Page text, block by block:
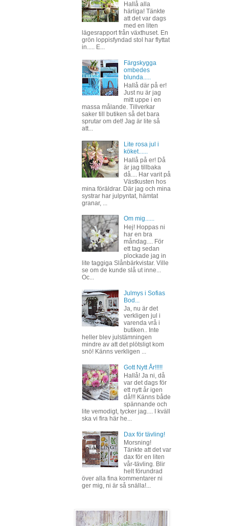
Hallå alla
härliga! Tänkte
att det var dags
med en liten
lägesrapport från växthuset. En
grön loppisfyndad stol har flyttat
in..... E...
Färgskygga
ombedes
blunda.....
Hallå där på er!
Just nu är jag
mitt uppe i en
massa målande. Tillverkar
saker till butiken så det bara
sprutar om det! Jag är lite så
att...
Lite rosa jul i
köket......
Hallå på er! Då
är jag tillbaka
då.... Har varit på
Västkusten hos
mina föräldrar. Där jag och mina
systrar har julpyntat, hämtat
granar, ...
Om mig......
Hej! Hoppas ni
har en bra
måndag.... För
ett tag sedan
plockade jag in
lite taggiga Slånbärkvistar. Ville
se om de kunde slå ut inne...
Oc...
Julmys i Sofias
Bod...
Ja, nu är det
verkligen jul i
varenda vrå i
butiken.. Inte
heller blev julstämningen
mindre av att det plötsligt kom
snö! Känns verkligen ...
Gott Nytt År!!!!!
Hallå! Ja ni, då
var det dags för
ett nytt år igen
då!!! Känns både
spännande och
lite vemodigt, tycker jag.... I kväll
ska vi fira här he...
Dax för tävling!
Morsning!
Tänkte att det var
dax för en liten
vår-tävling. Blir
helt förundrad
över alla fina kommentarer ni
ger mig, ni är så snälla!...